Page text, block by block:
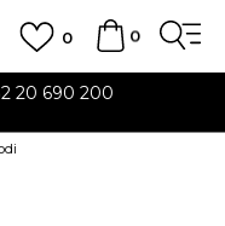
0
0
20 690 200